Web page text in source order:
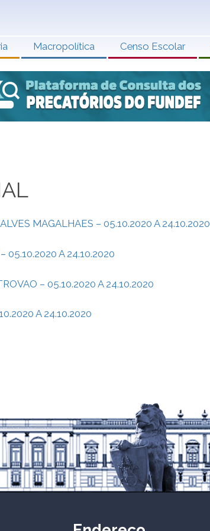
Macropolítica Censo Escolar
MAGALHAES – 05.10.2020 A 24.10.2020
05.10.2020 A 24.10.2020
– 05.10.2020 A 24.10.2020
A 24.10.2020